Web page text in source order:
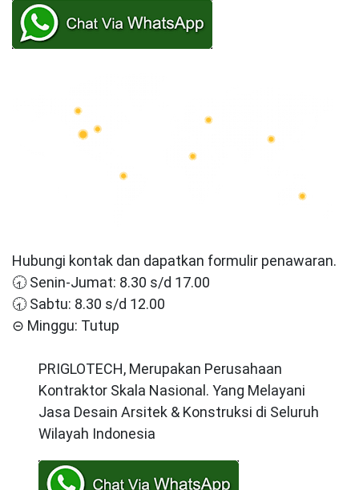
Hubungi kontak dan dapatkan formulir penawaran.
🕣 Senin-Jumat: 8.30 s/d 17.00
🕣 Sabtu: 8.30 s/d 12.00
⊝ Minggu: Tutup
PRIGLOTECH, Merupakan Perusahaan
Kontraktor Skala Nasional. Yang Melayani
Jasa Desain Arsitek & Konstruksi di Seluruh
Wilayah Indonesia